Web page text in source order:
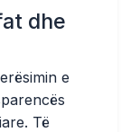
dhe
e
Të